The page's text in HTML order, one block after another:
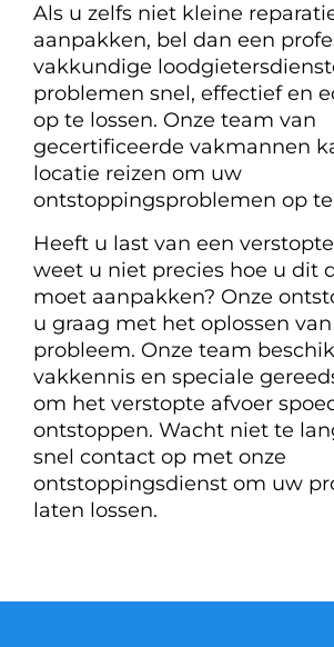
Als u zelfs niet kleine
aanpakken, bel dan een
vakkundige
problemen snel, effectief en
op te lossen. Onze team van
gecertificeerde vakmannen
locatie reizen om uw
ontstoppingsproblemen op te
Heeft u last van een
weet u niet precies hoe u dit
moet aanpakken? Onze
u graag met het oplossen
probleem. Onze team
vakkennis en speciale
om het verstopte afvoer
ontstoppen. Wacht niet te
snel contact op met onze
ontstoppingsdienst om uw
laten lossen.